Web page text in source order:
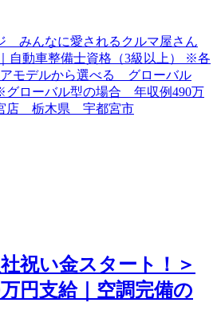
祝い金スタート！＞
円支給｜空調完備の